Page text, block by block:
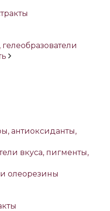
антиоксиданты,
вкуса, пигменты,
олеорезины